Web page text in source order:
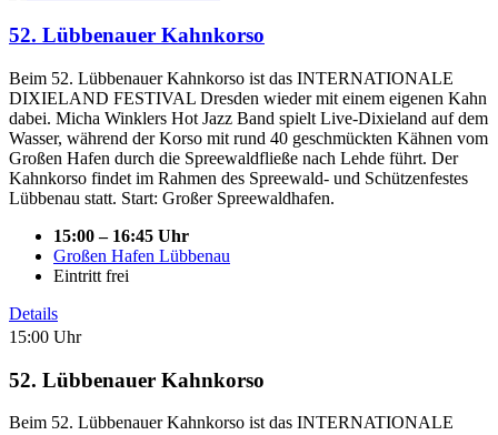
52. Lübbenauer Kahnkorso
Beim 52. Lübbenauer Kahnkorso ist das INTERNATIONALE
DIXIELAND FESTIVAL Dresden wieder mit einem eigenen Kahn
dabei. Micha Winklers Hot Jazz Band spielt Live-Dixieland auf dem
Wasser, während der Korso mit rund 40 geschmückten Kähnen vom
Großen Hafen durch die Spreewaldfließe nach Lehde führt. Der
Kahnkorso findet im Rahmen des Spreewald- und Schützenfestes
Lübbenau statt. Start: Großer Spreewaldhafen.
15:00 – 16:45 Uhr
Großen Hafen Lübbenau
Eintritt frei
Details
15:00 Uhr
52. Lübbenauer Kahnkorso
Beim 52. Lübbenauer Kahnkorso ist das INTERNATIONALE